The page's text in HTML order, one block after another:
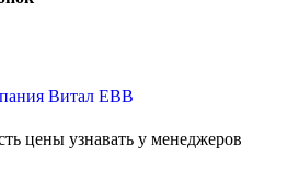
цены узнавать у менеджеров